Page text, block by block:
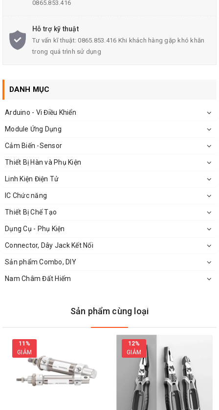
Kích Thước: 6inch
Loại kìm: Kìm kẹp, kìm cắt, kìm mỏ nhọn
Ứng dụng:
Kìm Điện Asaki được sử dụng cắt dây đồng, sắt, dây
điện, các loại dây chuyên dụng khác,...
Tay Cầm Kìm Điện Asaki 6 Inch Cao Cấp
0865.853.416
Hỗ trợ kỹ thuật
Tư vấn kĩ thuật: 0865.853.416 Khi khách hàng gặp khó khăn
trong quá trình sử dụng
DANH MỤC
Arduino - Vi Điều Khiển
Module Ứng Dụng
Cảm Biến -Sensor
Thiết Bị Hàn và Phụ Kiện
Linh Kiện Điện Tử
IC Chức năng
Thiết Bị Chế Tạo
Dụng Cụ - Phụ Kiện
Connector, Dây Jack Kết Nối
Sản phẩm Combo, DIY
Nam Châm Đất Hiếm
Sản phẩm cùng loại
11%
GIẢM
12%
GIẢM